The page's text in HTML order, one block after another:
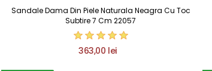
Sandale Dama Din Piele Naturala Neagra Cu Toc
Subtire 7 Cm 22057
363,00 lei